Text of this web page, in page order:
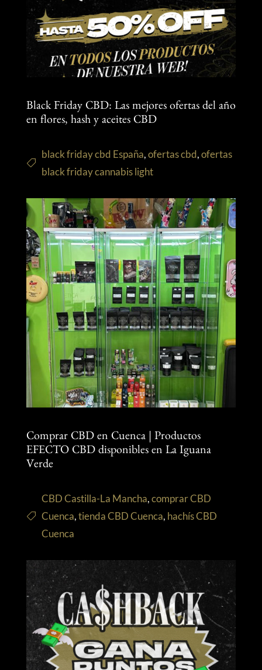
Black Friday CBD: Las mejores ofertas del año
en flores, hash y aceites CBD
black friday cbd España,ofertas cbd,ofertas
black friday cannabis light
Comprar CBD en Cuenca | Productos
EFECTO CBD disponibles en La Iguana
Verde
CBD Castilla-La Mancha,comprar CBD
Cuenca,tienda CBD Cuenca, hachís CBD
Cuenca